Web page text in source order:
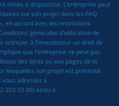
mises à disposition. L’entreprise peut
sur son projet dans les FAQ
en accord avec les restrictions
générales d’utilisation de
octroyer à l’investisseur un droit de
que l’entreprise ne peut pas
des titres ou aux pages de la
lesquelles son projet est présenté.
vous adresser à
303 33 00) et/ou à